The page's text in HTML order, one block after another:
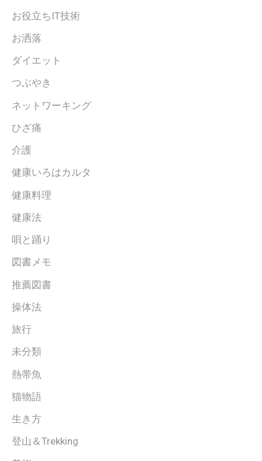
お役立ちIT技術
お洒落
ダイエット
つぶやき
ネットワーキング
ひざ痛
介護
健康いろはカルタ
健康料理
健康法
唄と踊り
図書メモ
推薦図書
操体法
旅行
未分類
熱帯魚
猫物語
生き方
登山＆Trekking